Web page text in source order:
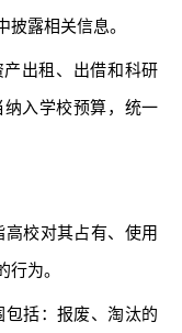
露相关信息。
出租、出借和科研
入学校预算，统一
校对其占有、使用
为。
括：报废、淘汰的